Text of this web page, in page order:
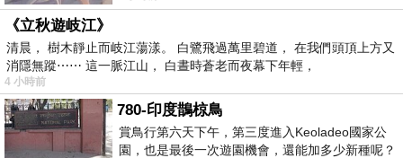
《立秋遊岐江》
清晨， 樹木靜止而岐江蕩漾。 白鷺飛過萬里碧道， 在我們頭頂上方又
消隱無蹤⋯⋯ 這一脈江山， 白晝時蒼老而夜幕下年輕，
4 小時前
780-印度鵲椋鳥
賞鳥行第六天下午，第三度進入Keoladeo國家公
園，也是最後一次遊園機會，還能加多少新種呢？